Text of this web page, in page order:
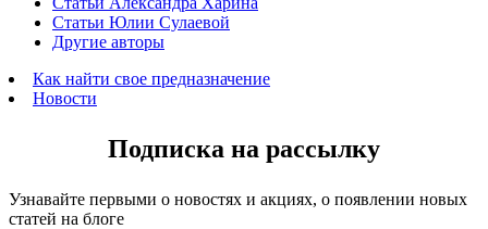
Статьи Юлии Сулаевой
Другие авторы
Как найти свое предназначение
Новости
Подписка на рассылку
Узнавайте первыми о новостях и акциях, о появлении новых
статей на блоге